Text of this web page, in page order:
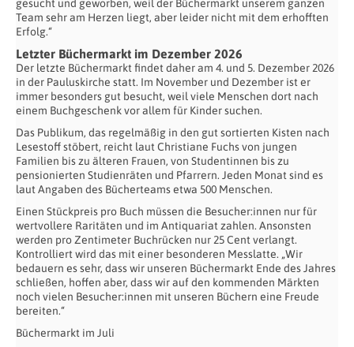
gesucht und geworben, weil der Büchermarkt unserem ganzen
Team sehr am Herzen liegt, aber leider nicht mit dem erhofften
Erfolg.“
Letzter Büchermarkt im Dezember 2026
Der letzte Büchermarkt findet daher am 4. und 5. Dezember 2026
in der Pauluskirche statt. Im November und Dezember ist er
immer besonders gut besucht, weil viele Menschen dort nach
einem Buchgeschenk vor allem für Kinder suchen.
Das Publikum, das regelmäßig in den gut sortierten Kisten nach
Lesestoff stöbert, reicht laut Christiane Fuchs von jungen
Familien bis zu älteren Frauen, von Studentinnen bis zu
pensionierten Studienräten und Pfarrern. Jeden Monat sind es
laut Angaben des Bücherteams etwa 500 Menschen.
Einen Stückpreis pro Buch müssen die Besucher:innen nur für
wertvollere Raritäten und im Antiquariat zahlen. Ansonsten
werden pro Zentimeter Buchrücken nur 25 Cent verlangt.
Kontrolliert wird das mit einer besonderen Messlatte. „Wir
bedauern es sehr, dass wir unseren Büchermarkt Ende des Jahres
schließen, hoffen aber, dass wir auf den kommenden Märkten
noch vielen Besucher:innen mit unseren Büchern eine Freude
bereiten.“
Büchermarkt im Juli